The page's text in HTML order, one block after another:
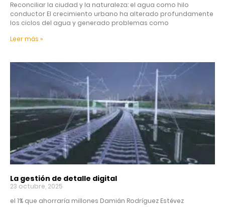
Reconciliar la ciudad y la naturaleza: el agua como hilo
conductor El crecimiento urbano ha alterado profundamente
los ciclos del agua y generado problemas como
Leer más »
La gestión de detalle digital
23 octubre, 2025
el 1% que ahorraría millones Damián Rodríguez Estévez